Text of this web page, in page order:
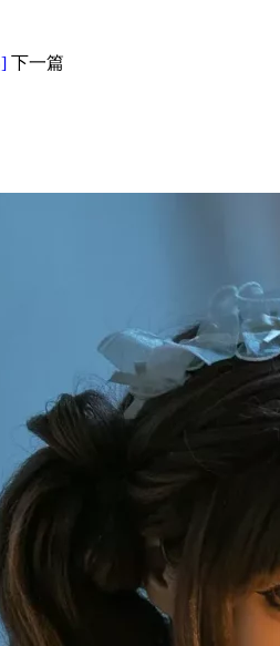
下一篇